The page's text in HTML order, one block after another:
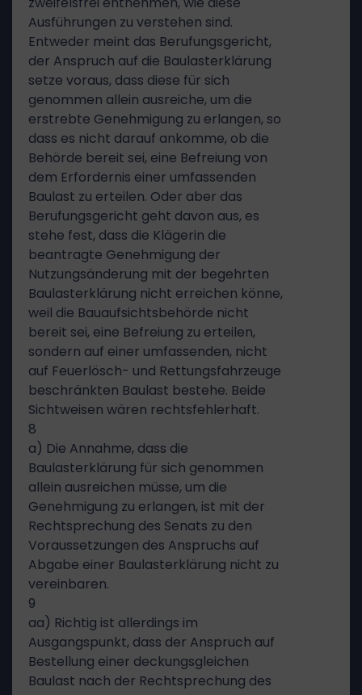
Ausführungen zu verstehen sind.
Entweder meint das Berufungsgericht,
der Anspruch auf die Baulasterklärung
setze voraus, dass diese für sich
genommen allein ausreiche, um die
erstrebte Genehmigung zu erlangen, so
dass es nicht darauf ankomme, ob die
Behörde bereit sei, eine Befreiung von
dem Erfordernis einer umfassenden
Baulast zu erteilen. Oder aber das
Berufungsgericht geht davon aus, es
stehe fest, dass die Klägerin die
beantragte Genehmigung der
Nutzungsänderung mit der begehrten
Baulasterklärung nicht erreichen könne,
weil die Bauaufsichtsbehörde nicht
bereit sei, eine Befreiung zu erteilen,
sondern auf einer umfassenden, nicht
auf Feuerlösch- und Rettungsfahrzeuge
beschränkten Baulast bestehe. Beide
Sichtweisen wären rechtsfehlerhaft.
8
a) Die Annahme, dass die
Baulasterklärung für sich genommen
allein ausreichen müsse, um die
Genehmigung zu erlangen, ist mit der
Rechtsprechung des Senats zu den
Voraussetzungen des Anspruchs auf
Abgabe einer Baulasterklärung nicht zu
vereinbaren.
9
aa) Richtig ist allerdings im
Ausgangspunkt, dass der Anspruch auf
Bestellung einer deckungsgleichen
Baulast nach der Rechtsprechung des